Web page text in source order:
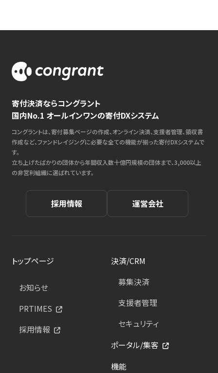
寄付決済ならコングラント
国内No.1 オールインワンの寄付DXシステム
コングラントは、寄付募集ページの作成、オンライン決済、支援者管理、領収書
作成など、ファンドレイジングに必要な全ての機能が揃った寄付DXシステムで
す。
立ち上げたばかりの団体から年間収入数十億円規模の団体まで、3,000以上
の非営利組織に選ばれています。
採用情報 運営会社
トップページ
お知らせ
PRTIMES
採用情報
決済/CRM
募集決済
支援者管理
セキュリティ
ポータル/集客
機能